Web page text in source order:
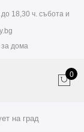
18,30 ч. събота и
дома
0
на град